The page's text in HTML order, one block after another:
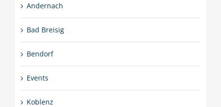
Andernach
Bad Breisig
Bendorf
Events
Koblenz